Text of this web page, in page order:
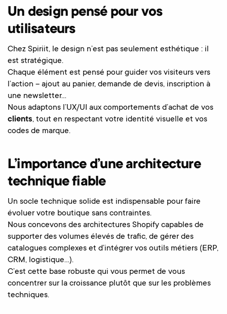
Un design pensé pour vos
utilisateurs
Chez Spiriit, le design n’est pas seulement esthétique : il
est stratégique.
Chaque élément est pensé pour guider vos visiteurs vers
l’action – ajout au panier, demande de devis, inscription à
une newsletter…
Nous adaptons l’UX/UI aux comportements d’achat de vos
clients, tout en respectant votre identité visuelle et vos
codes de marque.
L’importance d’une architecture
technique fiable
Un socle technique solide est indispensable pour faire
évoluer votre boutique sans contraintes.
Nous concevons des architectures Shopify capables de
supporter des volumes élevés de trafic, de gérer des
catalogues complexes et d’intégrer vos outils métiers (ERP,
CRM, logistique…).
C’est cette base robuste qui vous permet de vous
concentrer sur la croissance plutôt que sur les problèmes
techniques.